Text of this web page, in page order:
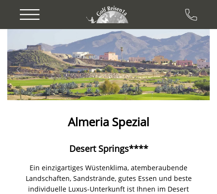
Next
Almeria Spezial
Desert Springs****
Ein einzigartiges Wüstenklima, atemberaubende
Landschaften, Sandstrände, gutes Essen und beste
individuelle Luxus-Unterkunft ist Ihnen im Desert